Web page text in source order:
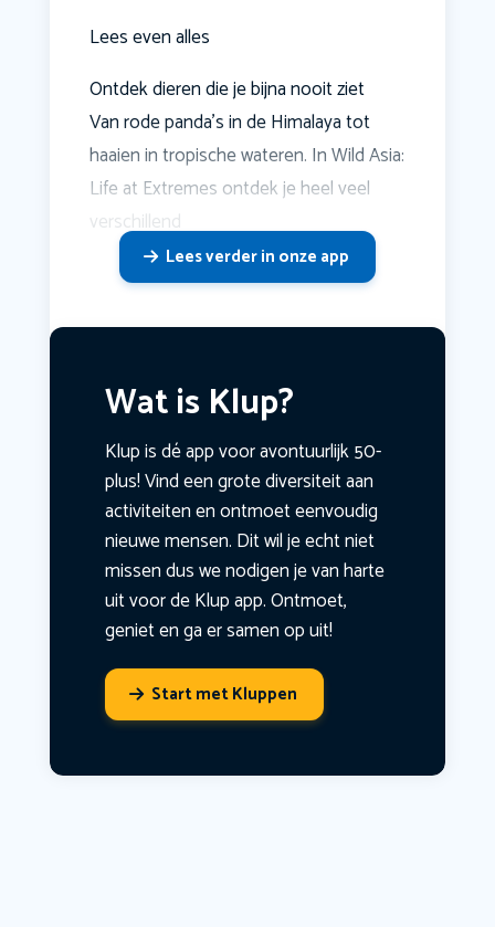
Lees even alles
Ontdek dieren die je bijna nooit ziet
Van rode panda's in de Himalaya tot
haaien in tropische wateren. In Wild Asia:
Life at Extremes ontdek je heel veel
verschillend
Lees verder in onze app
Wat is Klup?
Klup is dé app voor avontuurlijk 50-
plus! Vind een grote diversiteit aan
activiteiten en ontmoet eenvoudig
nieuwe mensen. Dit wil je echt niet
missen dus we nodigen je van harte
uit voor de Klup app. Ontmoet,
geniet en ga er samen op uit!
Start met Kluppen